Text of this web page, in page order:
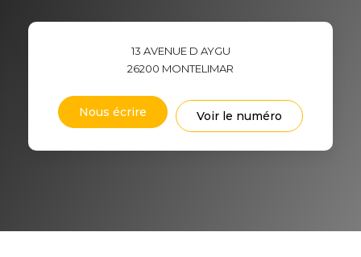
13 AVENUE D AYGU
26200 MONTELIMAR
Nous écrire Voir le numéro